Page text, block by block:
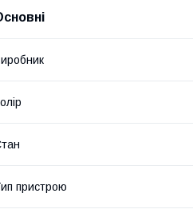
пристрою